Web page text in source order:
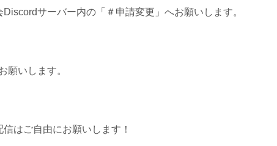
サーバー内の「＃申請変更」へお願いします。
願いします。
はご自由にお願いします！